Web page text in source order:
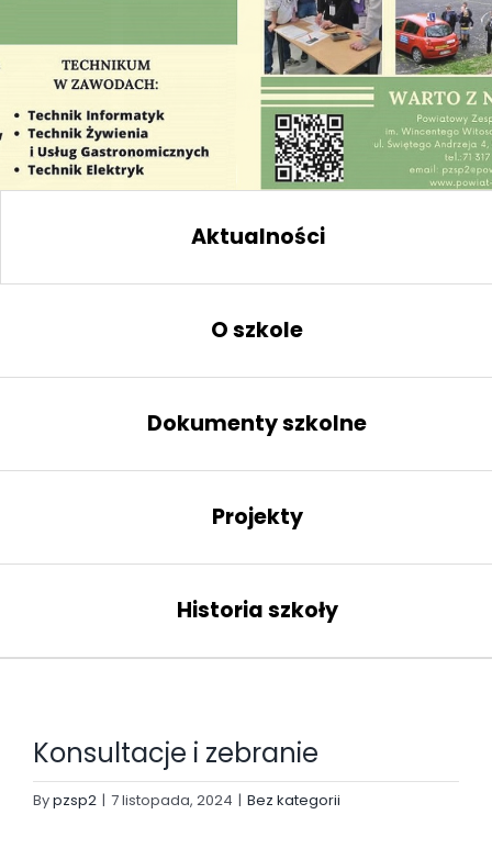
Aktualności
O szkole
Dokumenty szkolne
Projekty
Historia szkoły
Konsultacje i zebranie
Bypzsp2 | 7 listopada, 2024 | Bez kategorii